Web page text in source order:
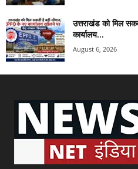
उत्तराखंड को मिल
कार्यालय...
August 6, 2026